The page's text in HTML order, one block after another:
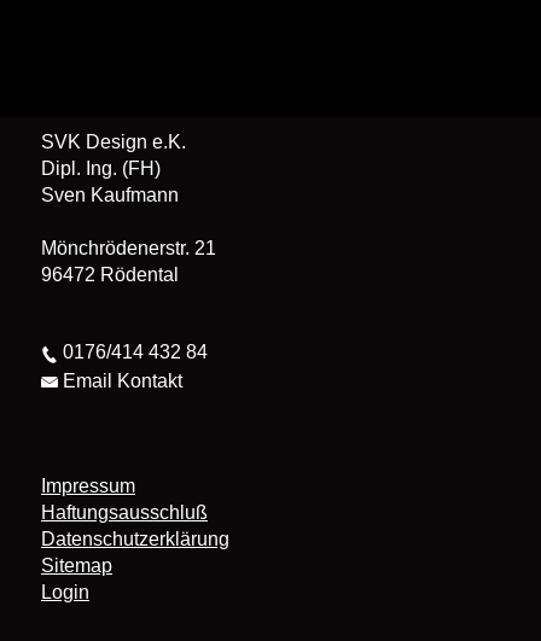
SVK Design e.K.
Dipl. Ing. (FH)
Sven Kaufmann
Mönchrödenerstr. 21
96472 Rödental
0176/414 432 84
Email Kontakt
Impressum
Haftungsausschluß
Datenschutzerklärung
Sitemap
Login